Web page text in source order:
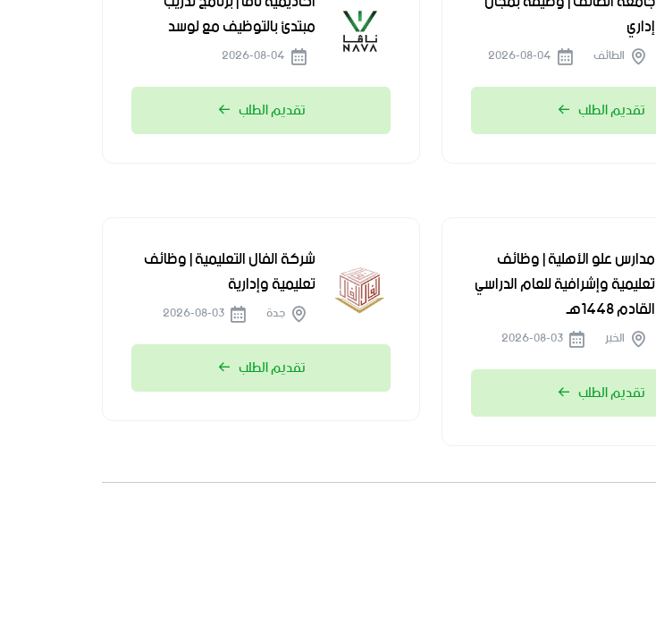
إداري
الطائف
تقديم الطلب
مبتدئ بالتوظيف مع لوسد
تقديم الطلب
مدارس علو الأهلية | وظائف
تعليمية وإشرافية للعام الدراسي
القادم 1448هـ
الخبر
تقديم الطلب
شركة الفال التعليمية | وظائف
تعليمية وإدارية
جدة
تقديم الطلب